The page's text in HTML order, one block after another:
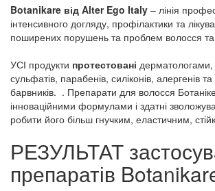
Botanikare від Alter Ego Italy – лінія
інтенсивного догляду, профілактики та
поширених порушень та проблем волосся та
УСІ продукти протестовані дерматологами,
сульфатів, парабенів, силіконів, алергенів
барвників. . Препарати для волосся
інноваційними формулами і здатні
робити його більш гнучким, еластичним,
РЕЗУЛЬТАТ
препаратів